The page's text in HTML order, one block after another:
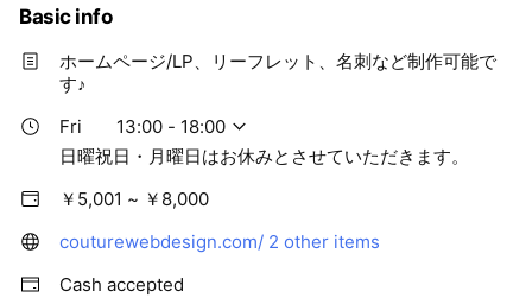
Basic info
ホームページ/LP、リーフレット、名刺など制作可能で
す♪
Fri
13:00 - 18:00
日曜祝日・月曜日はお休みとさせていただきます。
￥5,001 ~ ￥8,000
couturewebdesign.com/ 2 other items
Cash accepted